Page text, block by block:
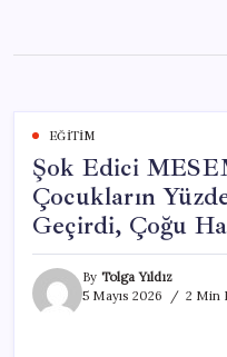
content
EĞITIM
Şok Edici
Çocukların
Geçirdi, Çoğu
By Tolga Yıldız
5 Mayıs 2026
2 Min